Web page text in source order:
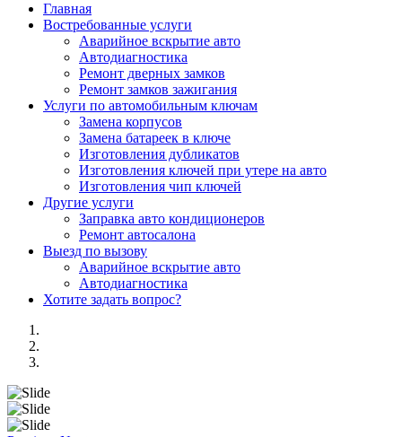
Главная
Востребованные услуги
Аварийное вскрытие авто
Автодиагностика
Ремонт дверных замков
Ремонт замков зажигания
Услуги по автомобильным ключам
Замена корпусов
Замена батареек в ключе
Изготовления дубликатов
Изготовления ключей при утере на авто
Изготовления чип ключей
Другие услуги
Заправка авто кондиционеров
Ремонт автосалона
Выезд по вызову
Аварийное вскрытие авто
Автодиагностика
Хотите задать вопрос?